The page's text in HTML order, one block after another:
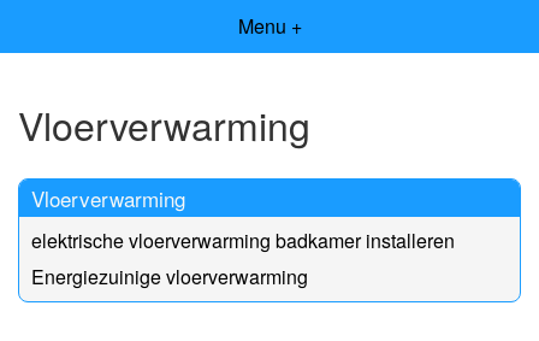
Menu +
Vloerverwarming
Vloerverwarming
elektrische vloerverwarming badkamer installeren
Energiezuinige vloerverwarming